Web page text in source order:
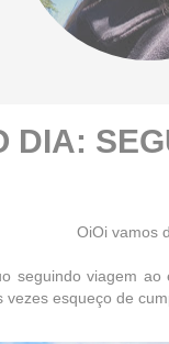
DIA:
OiOi vamos
seguindo viagem
esqueço de